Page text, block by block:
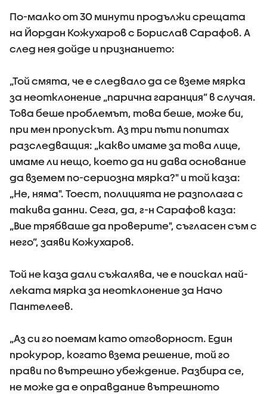
По-малко от 30 минути продължи срещата
на Йордан Кожухаров с Борислав Сарафов. А
след нея дойде и признанието:
„Той смята, че е следвало да се вземе мярка
за неотклонение „парична гаранция” в случая.
Това беше проблемът, това беше, може би,
при мен пропускът. Аз три пъти попитах
разследващия: „какво имаме за това лице,
имаме ли нещо, което да ни дава основание
да вземем по-сериозна мярка?" и той каза:
„Не, няма". Тоест, полицията не разполага с
такива данни. Сега, да, г-н Сарафов каза:
„Вие трябваше да проверите", съгласен съм с
него”, заяви Кожухаров.
Той не каза дали съжалява, че е поискал най-
леката мярка за неотклонение за Начо
Пантелеев.
„Аз си го поемам като отговорност. Един
прокурор, когато взема решение, той го
прави по вътрешно убеждение. Разбира се,
не може да е оправдание вътрешното